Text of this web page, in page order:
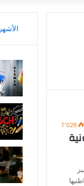
1٬026
الأشهر